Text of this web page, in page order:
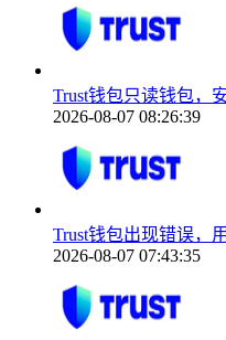
Trust钱包只读钱包，
2026-08-07 08:26:39
Trust钱包出现错误，
2026-08-07 07:43:35